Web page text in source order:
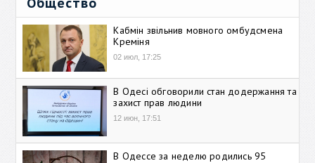
Кабмін звільнив мовного омбудсмена
Креміня
02 июл, 17:25
В Одесі обговорили стан додержання та
захист прав людини
12 июн, 17:51
В Одессе за неделю родились 95